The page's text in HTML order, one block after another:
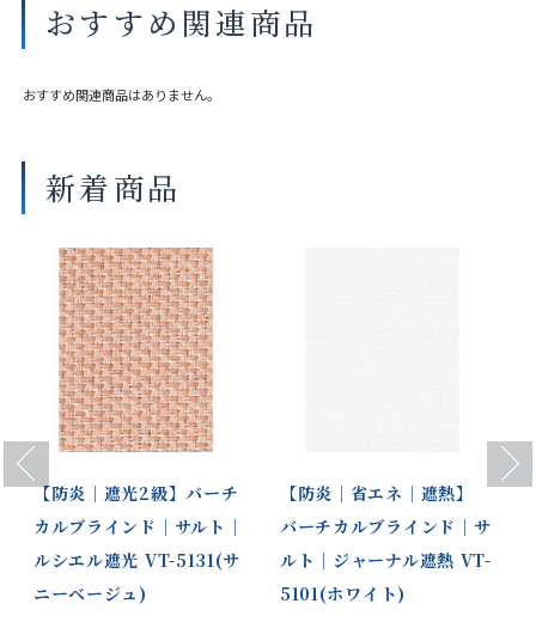
部品色 オプショ
ム色〉
ホワイト（木調） ナチュラルブラウ
商品の詳細に関しましては、上部のデジタルカタログをご確認くださ
サイズや仕様によって価格が異なります。
製品タイプやスラットカラーによって製作可能な寸法や仕様が異なる
場合がございます。
操作性等は店舗にてご確認ください。
画像は撮影環境やご覧いただく画面によって色味や印象が異なる場合
がございます。
おすすめ関連商品
おすすめ関連商品はありません。
新着商品
Previous
【防炎｜遮光2級】バーチ
カルブラインド｜サルト｜
ルシエル遮光 VT-5131(サ
ニーベージュ)
【防炎｜省エネ｜遮熱】
バーチカルブラインド｜サ
ルト｜ジャーナル遮熱 VT-
5101(ホワイト)
Next